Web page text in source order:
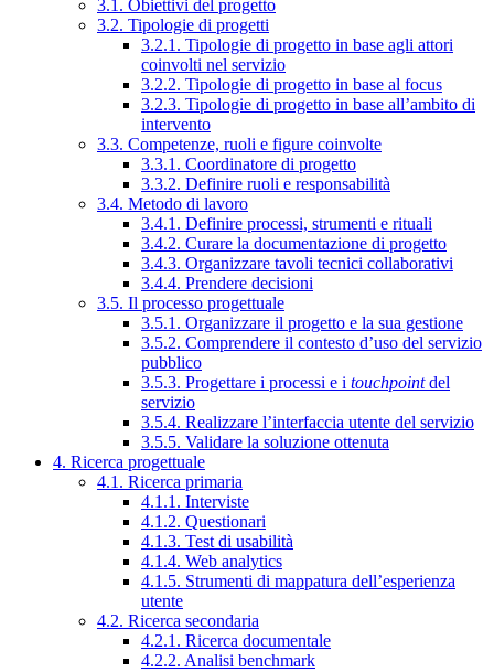
3.1. Obiettivi del progetto
3.2. Tipologie di progetti
3.2.1. Tipologie di progetto in base agli attori
coinvolti nel servizio
3.2.2. Tipologie di progetto in base al focus
3.2.3. Tipologie di progetto in base all’ambito di
intervento
3.3. Competenze, ruoli e figure coinvolte
3.3.1. Coordinatore di progetto
3.3.2. Definire ruoli e responsabilità
3.4. Metodo di lavoro
3.4.1. Definire processi, strumenti e rituali
3.4.2. Curare la documentazione di progetto
3.4.3. Organizzare tavoli tecnici collaborativi
3.4.4. Prendere decisioni
3.5. Il processo progettuale
3.5.1. Organizzare il progetto e la sua gestione
3.5.2. Comprendere il contesto d’uso del servizio
pubblico
3.5.3. Progettare i processi e i touchpointdel
servizio
3.5.4. Realizzare l’interfaccia utente del servizio
3.5.5. Validare la soluzione ottenuta
4. Ricerca progettuale
4.1. Ricerca primaria
4.1.1. Interviste
4.1.2. Questionari
4.1.3. Test di usabilità
4.1.4. Web analytics
4.1.5. Strumenti di mappatura dell’esperienza
utente
4.2. Ricerca secondaria
4.2.1. Ricerca documentale
4.2.2. Analisi benchmark